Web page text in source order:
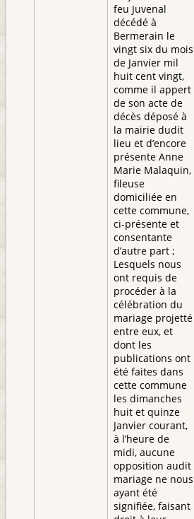
feu Juvenal
décédé à
Bermerain le
vingt six du mois
de Janvier mil
huit cent vingt,
comme il appert
de son acte de
décès déposé à
la mairie dudit
lieu et d’encore
présente Anne
Marie Malaquin,
fileuse
domiciliée en
cette commune,
ci-présente et
consentante
d’autre part ;
Lesquels nous
ont requis de
procéder à la
célébration du
mariage projetté
entre eux, et
dont les
publications ont
été faites dans
cette commune
les dimanches
huit et quinze
Janvier courant,
à l’heure de
midi, aucune
opposition audit
mariage ne nous
ayant été
signifiée, faisant